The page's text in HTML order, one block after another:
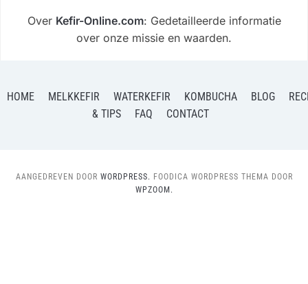
Over Kefir-Online.com: Gedetailleerde informatie
over onze missie en waarden.
HOME MELKKEFIR WATERKEFIR KOMBUCHA BLOG
& TIPS
FAQ CONTACT
AANGEDREVEN DOOR WORDPRESS. FOODICA WORDPRESS THEMA DOOR
WPZOOM.